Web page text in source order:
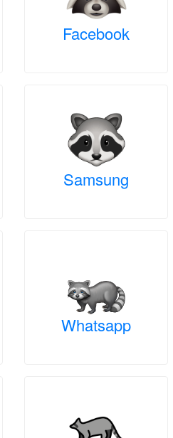
Facebook
Samsung
Whatsapp